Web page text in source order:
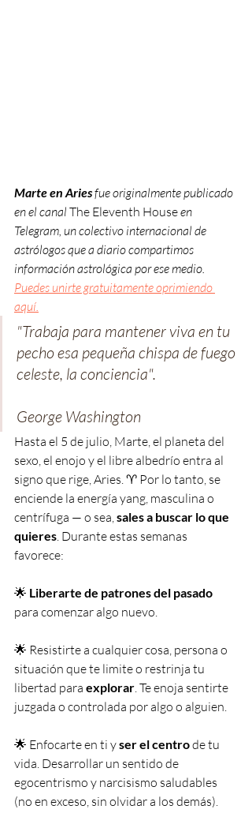
Marte en Aries fue originalmente publicado
en el canal The Eleventh House en
Telegram, un colectivo internacional de
astrólogos que a diario compartimos
información astrológica por ese medio.
Puedes unirte gratuitamente oprimiendo
aquí.
"Trabaja para mantener viva en tu
pecho esa pequeña chispa de fuego
celeste, la conciencia".
George Washington
Hasta el 5 de julio, Marte, el planeta del
sexo, el enojo y el libre albedrío entra al
signo que rige, Aries. ♈️ Por lo tanto, se
enciende la energía yang, masculina o
centrífuga — o sea, sales a buscar lo que
quieres. Durante estas semanas
favorece:
🌟 Liberarte de patrones del pasado
para comenzar algo nuevo.
🌟 Resistirte a cualquier cosa, persona o
situación que te limite o restrinja tu
libertad para explorar. Te enoja sentirte
juzgada o controlada por algo o alguien.
🌟 Enfocarte en ti y ser el centro de tu
vida. Desarrollar un sentido de
egocentrismo y narcisismo saludables
(no en exceso, sin olvidar a los demás).